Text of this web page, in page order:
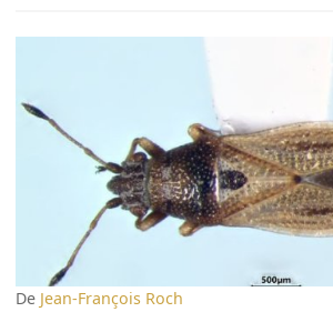
De Jean-François Roch